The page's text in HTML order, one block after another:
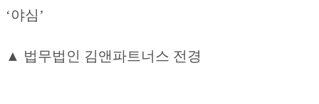
▲ 법무법인 김앤파트너스 전경